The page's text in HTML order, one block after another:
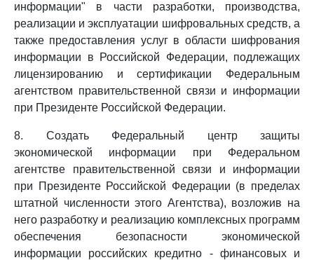
информации" в части разработки, производства,
реализации и эксплуатации шифровальных средств, а
также предоставления услуг в области шифрования
информации в Российской Федерации, подлежащих
лицензированию и сертификации Федеральным
агентством правительственной связи и информации
при Президенте Российской Федерации.
8. Создать Федеральный центр защиты
экономической информации при Федеральном
агентстве правительственной связи и информации
при Президенте Российской Федерации (в пределах
штатной численности этого Агентства), возложив на
него разработку и реализацию комплексных программ
обеспечения безопасности экономической
информации российских кредитно - финансовых и